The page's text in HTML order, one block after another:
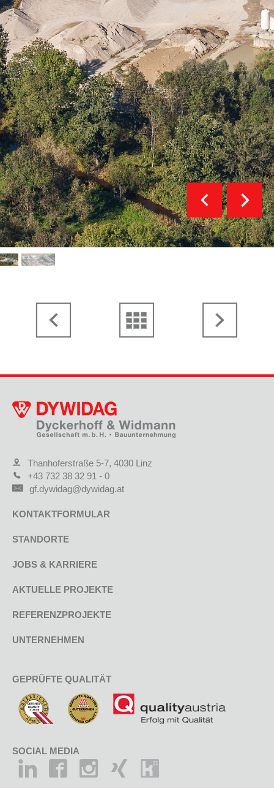
Thanhoferstraße 5-7, 4030 Linz
+43 732 38 32 91 - 0
gf.dywidag@dywidag.at
KONTAKTFORMULAR
STANDORTE
JOBS & KARRIERE
AKTUELLE PROJEKTE
REFERENZPROJEKTE
UNTERNEHMEN
GEPRÜFTE QUALITÄT
SOCIAL MEDIA